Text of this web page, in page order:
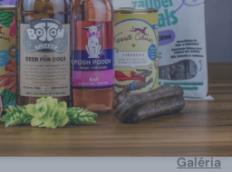
Galéria